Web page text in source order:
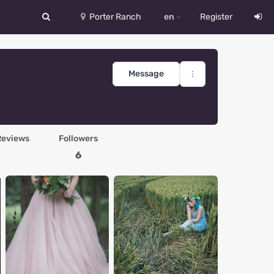
Porter Ranch en
中文
Deutsch
Español
Український
Register
Message
Followers
6